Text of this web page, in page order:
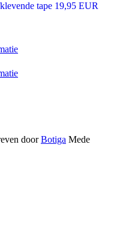
tape 19,95 EUR
doorBotiga Mede